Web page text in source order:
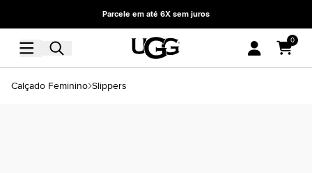
Parcele em até 6X sem juros
0
Calçado Feminino Slippers